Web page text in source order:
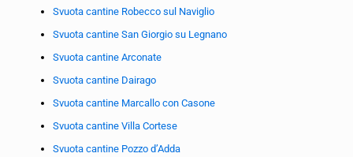
Svuota cantine Robecco sul Naviglio
Svuota cantine San Giorgio su Legnano
Svuota cantine Arconate
Svuota cantine Dairago
Svuota cantine Marcallo con Casone
Svuota cantine Villa Cortese
Svuota cantine Pozzo d’Adda